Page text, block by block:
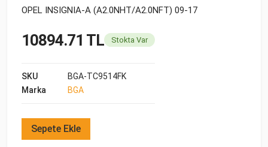
OPEL INSIGNIA-A (A2.0NHT/A2.0NFT) 09-17
10894.71 TL Stokta Var
SKU
BGA-TC9514FK
Marka
BGA
Sepete Ekle